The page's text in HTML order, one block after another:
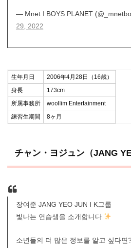
— Mnet I BOYS PLANET
29, 2022
生年月日
2006年4月28日（16歳）
身長
173cm
所属事務所
woollim Entertainment
練習生期間
8ヶ月
チャン・ヨジュン（JANG
장여준 JANG YEO JUN I K그룹
빛나는 연습생을 소개합니다
소년들의 더 많은 정보를 알고 싶다면